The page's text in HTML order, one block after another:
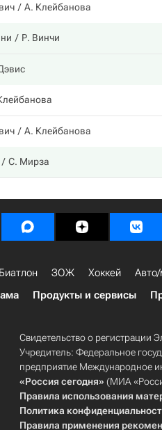
А. Клейбанова
Р. Винчи
А. Клейбанова
С. Мирза
Биатлон ЗОЖ Хоккей
Продукты и сервисы
Свидетельство о
Учредитель: Федеральное
предприятие Международное
«Россия сегодня» (МИА
Правила использования
Политика
Правила применения